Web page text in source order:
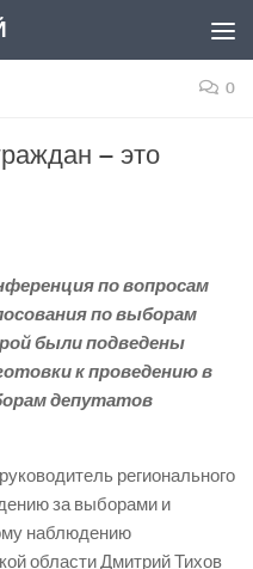
0
– это
по вопросам
по выборам
были подведены
к проведению в
депутатов
регионального
за выборами и
наблюдению
области Дмитрий Тихов